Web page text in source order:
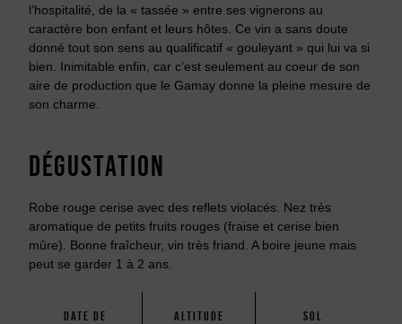
l’hospitalité, de la « tassée » entre ses vignerons au
caractère bon enfant et leurs hôtes. Ce vin a sans doute
donné tout son sens au qualificatif « gouleyant » qui lui va si
bien. Inimitable enfin, car c’est seulement au coeur de son
aire de production que le Gamay donne la pleine mesure de
son charme.
DÉGUSTATION
Robe rouge cerise avec des reflets violacés. Nez très
aromatique de petits fruits rouges (fraise et cerise bien
mûre). Bonne fraîcheur, vin très friand. A boire jeune mais
peut se garder 1 à 2 ans.
DATE DE
ALTITUDE SOL